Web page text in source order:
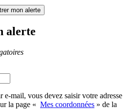
mon alerte
alerte
e-mail, vous devez saisir votre adresse
la page « Mes coordonnées » de la